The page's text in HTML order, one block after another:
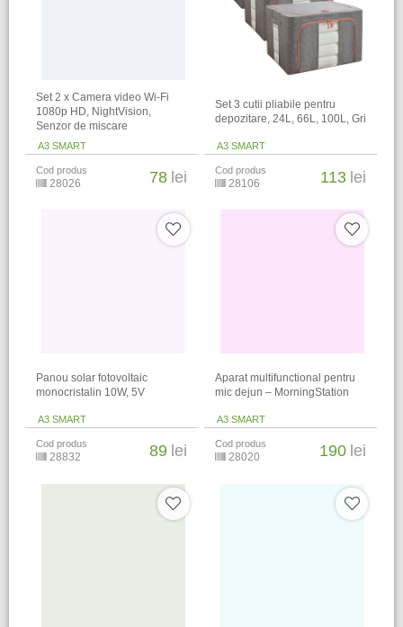
Set 2 x Camera video Wi-Fi
1080p HD, NightVision,
Senzor de miscare
A3 SMART
Cod produs
28026 78 lei
Set 3 cutii pliabile pentru
depozitare, 24L, 66L, 100L, Gri
A3 SMART
Cod produs
28106 113 lei
Panou solar fotovoltaic
monocristalin 10W, 5V
A3 SMART
Cod produs
28832 89 lei
Aparat multifunctional pentru
mic dejun – MorningStation
A3 SMART
Cod produs
28020 190 lei